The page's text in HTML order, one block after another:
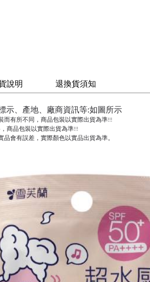
說明 退換貨須知
示、產地、廠商資訊等:如圖所示
有所不同，商品包裝以實際出貨為準!!!
商品包裝以實際出貨為準!!!
會有誤差，實際顏色以實品出貨為準。